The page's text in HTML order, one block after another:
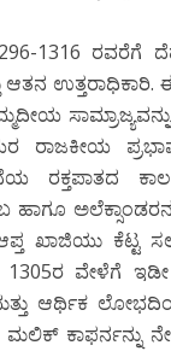
1316 ರವರೆಗೆ
ಉತ್ತರಾಧಿಕಾರಿ.
ರಾಜಕೀಯ
ರಕ್ತಪಾತದ
ಹಾಗೂ
ಖಾಜಿಯು ಕೆಟ್ಟ
1305ರ ವೇಳೆಗೆ
ಆರ್ಥಿಕ
ಮಲಿಕ್ ಕಾಫರ್ನನ್ನು